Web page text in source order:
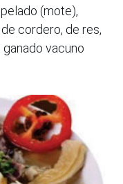
(mote),
cordero, de res,
vacuno